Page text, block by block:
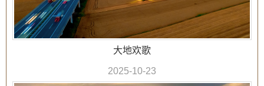
大地欢歌
2025-10-23